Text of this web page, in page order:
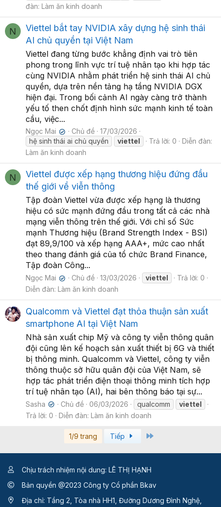
đàn: Làm ăn kinh doanh
N
Viettel bắt tay NVIDIA xây dựng hệ sinh thái
AI chủ quyền tại Việt Nam
Viettel đang từng bước khẳng định vai trò tiên
phong trong lĩnh vực trí tuệ nhân tạo khi hợp tác
cùng NVIDIA nhằm phát triển hệ sinh thái AI chủ
quyền, dựa trên nền tảng hạ tầng NVIDIA DGX
hiện đại. Trong bối cảnh AI ngày càng trở thành
yếu tố then chốt định hình sức mạnh kinh tế toàn
cầu, việc...
Ngọc Mai ✔ Chủ đề
17/03/2026
hệ sinh thái ai chủ quyền
viettel Trả lời: 0
Diễn đàn:
Làm ăn kinh doanh
N
Viettel được xếp hạng thương hiệu đứng đầu
thế giới về viễn thông
Tập đoàn Viettel vừa được xếp hạng là thương
hiệu có sức mạnh đứng đầu trong tất cả các nhà
mạng viễn thông trên thế giới. Với chỉ số Sức
mạnh Thương hiệu (Brand Strength Index - BSI)
đạt 89,9/100 và xếp hạng AAA+, mức cao nhất
theo thang đánh giá của tổ chức Brand Finance,
Tập đoàn Công...
Ngọc Mai ✔ Chủ đề 13/03/2026 viettel
Trả lời: 0
Diễn đàn: Làm ăn kinh doanh
Qualcomm và Viettel đạt thỏa thuận sản xuất
smartphone AI tại Việt Nam
Nhà sản xuất chip Mỹ và công ty viễn thông quân
đội cũng lên kế hoạch sản xuất thiết bị 6G và thiết
bị thông minh. Qualcomm và Viettel, công ty viễn
thông thuộc sở hữu quân đội của Việt Nam, sẽ
hợp tác phát triển điện thoại thông minh tích hợp
trí tuệ nhân tạo (AI), hai bên thông báo tại sự...
Sasha ✔ Chủ đề 06/03/2026 qualcomm
viettel
Trả lời: 0
Diễn đàn: Làm ăn kinh doanh
1/9 trang Tiếp
Chịu trách nhiệm nội dung: LÊ THỊ HẠNH
Bản quyền @2023 Công ty Cổ phần Bkav
Địa chỉ: Tầng 2, Tòa nhà HH1, Đường Dương Đình Nghệ,